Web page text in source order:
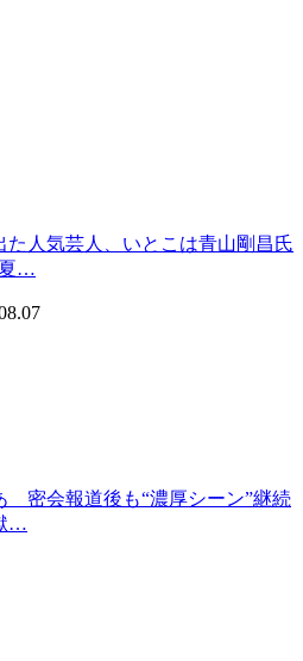
た人気芸人、いとこは青山剛昌氏
夏…
密会報道後も“濃厚シーン”継続
…